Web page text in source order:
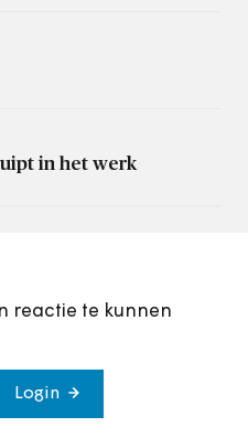
in het werk
reactie te kunnen
Login